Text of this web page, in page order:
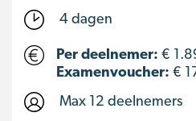
4 dagen
Per deelnemer: €
Examenvoucher: €
Max 12 deelnemers